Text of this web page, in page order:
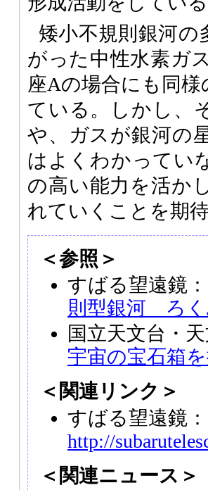
矮小不規則銀河の
がった中性水素ガ
座Aの場合にも同
ている。しかし、
や、ガスが銀河の
はよくわかってい
の高い能力を活か
れていくことを期待
＜参照＞
すばる望遠鏡：
則型銀河 ろく
国立天文台・
宇宙の宝石箱
＜関連リンク＞
すばる望遠鏡：
http://
＜関連ニュース＞